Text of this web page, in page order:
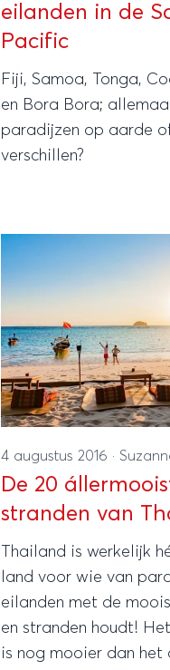
eilanden in de
Pacific
Fiji, Samoa, Tonga,
en Bora Bora;
paradijzen op aarde
verschillen?
4 augustus 2016 ·
De 20
stranden van
Thailand is werkelijk
land voor wie van
eilanden met de
en stranden houdt!
is nog mooier dan het